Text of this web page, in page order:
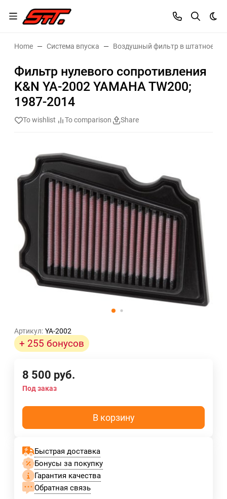
Home Система впуска Воздушный фильтр в штатное
Фильтр нулевого сопротивления
K&N YA-2002 YAMAHA TW200;
1987-2014
To wishlist To comparison Share
Артикул: YA-2002
+ 255 бонусов
8 500 руб.
Под заказ
В корзину
Быстрая доставка
Бонусы за покупку
Гарантия качества
Обратная связь